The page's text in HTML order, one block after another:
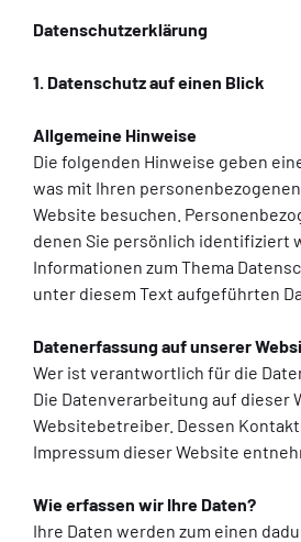
Datenschutzerklärung
1. Datenschutz auf einen Blick
Allgemeine Hinweise
Die folgenden Hinweise geben
was mit Ihren
Website besuchen.
denen Sie persönlich identifiziert
Informationen zum Thema
unter diesem Text aufgeführten
Datenerfassung auf unserer
Wer ist verantwortlich für die
Die Datenverarbeitung auf dieser
Websitebetreiber. Dessen
Impressum dieser Website
Wie erfassen wir Ihre Daten?
Ihre Daten werden zum einen